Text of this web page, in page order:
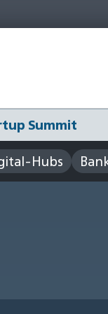
Summit
Hubs